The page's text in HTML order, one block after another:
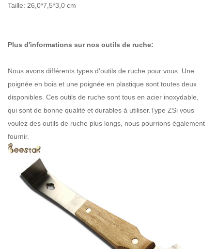
Taille: 26,0*7,5*3,0 cm
Plus d'informations sur nos outils de ruche:
Nous avons différents types d'outils de ruche pour vous. Une
poignée en bois et une poignée en plastique sont toutes deux
disponibles. Ces outils de ruche sont tous en acier inoxydable,
qui sont de bonne qualité et durables à utiliser.Type ZSi vous
voulez des outils de ruche plus longs, nous pourrions également
fournir.